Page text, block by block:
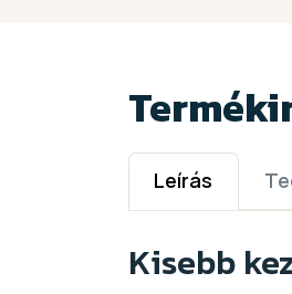
Leírás
Kisebb